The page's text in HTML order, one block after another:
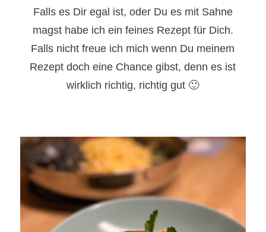
Falls es Dir egal ist, oder Du es mit Sahne
magst habe ich ein feines Rezept für Dich.
Falls nicht freue ich mich wenn Du meinem
Rezept doch eine Chance gibst, denn es ist
wirklich richtig, richtig gut 🙂